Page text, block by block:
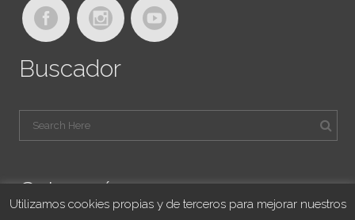
Buscador
Categorías
Utilizamos cookies propias y de terceros para mejorar nuestros